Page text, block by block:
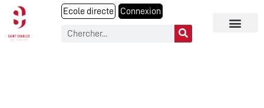
Ecole directe Connexion